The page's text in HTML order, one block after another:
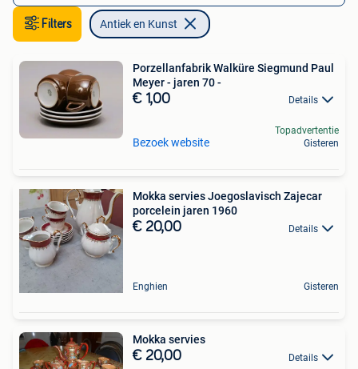
Filters Antiek en Kunst
Porzellanfabrik Walküre Siegmund Paul
Meyer - jaren 70 -
€ 1,00 Details
Bezoek website
Topadvertentie
Gisteren
Mokka servies Joegoslavisch Zajecar
porcelein jaren 1960
€ 20,00 Details
Enghien Gisteren
Mokka servies
€ 20,00 Details